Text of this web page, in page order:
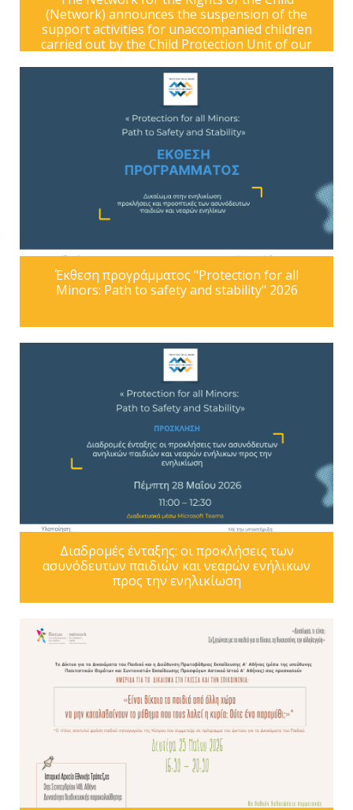
(Network) announces the suspension of the
support activities for unaccompanied children
carried out by the Child Protection Unit of our
program "Strengthening the prote
Έκθεση προγράμματος "Protection for all
Minors: Path to safety and stability" 2026
Διαδρομές ένταξης: οι προκλήσεις των
ασυνόδευτων παιδιών και νεαρών ενήλικων
προς την ενηλικίωση